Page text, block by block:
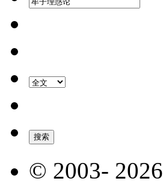
© 2003- 2026